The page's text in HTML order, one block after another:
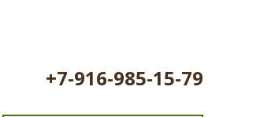
+7-916-985-15-79